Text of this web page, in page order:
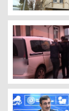
Li Ruhayê
Yerlikaya: 65